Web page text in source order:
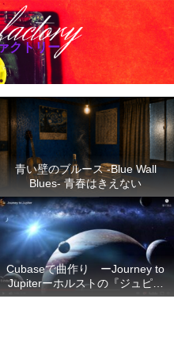
クトリー
青い壁のブルース -Blue Wall
Blues- 青春はきえない
Cubaseで曲作り ーJourney to
Jupiterーホルストの『ジュピタ
ー』の不朽のメロディーを